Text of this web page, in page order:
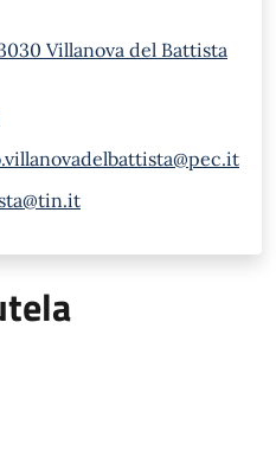
Villanova del Battista